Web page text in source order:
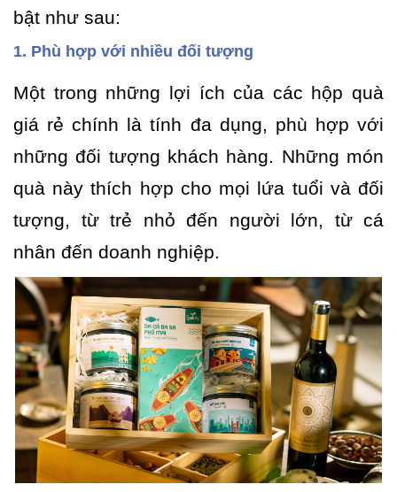
bật như sau:
1. Phù hợp với nhiều đối tượng
Một trong những lợi ích của các hộp quà
giá rẻ chính là tính đa dụng, phù hợp với
những đối tượng khách hàng. Những món
quà này thích hợp cho mọi lứa tuổi và đối
tượng, từ trẻ nhỏ đến người lớn, từ cá
nhân đến doanh nghiệp.